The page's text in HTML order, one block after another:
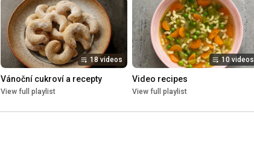
18 videos
Vánoční cukroví a recepty
View full playlist
10 videos
Video recipes
View full playlist